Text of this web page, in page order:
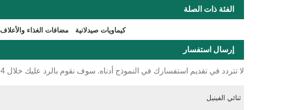
الفئة ذات الصلة
مضافات الغذاء والأعلاف كيماويات صيدلانية
إرسال استفسار
لا تتردد في تقديم استفسارك في النموذج أدناه. سوف نقوم بالرد عليك خلال 24 ساعة.